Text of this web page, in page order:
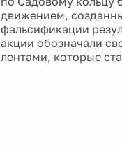
движением,
фальсификации
акции обозначали
лентами, которые